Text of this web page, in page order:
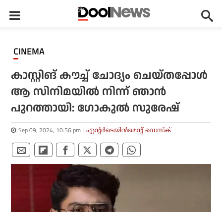
CINEMA
കാസ്റ്റിങ് കൗച്ച് ചോദ്യം ചെയ്തപ്പോള്‍
ആ സിനിമയില്‍ നിന്ന് ഞാന്‍
പുറത്തായി: ഗോകുല്‍ സുരേഷ്
Sep 09, 2024, 10:56 pm എന്റര്‍ടെയിന്‍മെന്റ് ഡെസ്‌ക്